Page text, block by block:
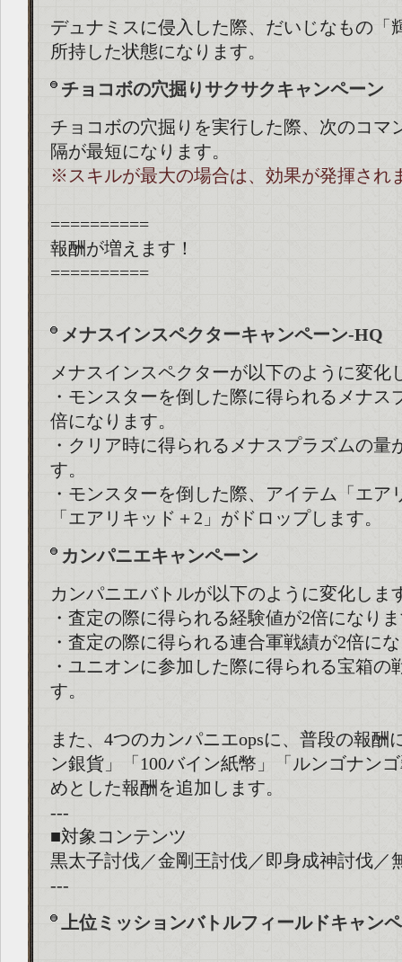
デュナミスに侵入した際、だいじなもの「
所持した状態になります。
チョコボの穴掘りサクサクキャンペーン
チョコボの穴掘りを実行した際、次のコマ
隔が最短になります。
※スキルが最大の場合は、効果が発揮され
==========
報酬が増えます！
==========
メナスインスペクターキャンペーン-HQ
メナスインスペクターが以下のように変化
・モンスターを倒した際に得られるメナス
倍になります。
・クリア時に得られるメナスプラズムの量
す。
・モンスターを倒した際、アイテム「エア
「エアリキッド＋2」がドロップします。
カンパニエキャンペーン
カンパニエバトルが以下のように変化しま
・査定の際に得られる経験値が2倍になり
・査定の際に得られる連合軍戦績が2倍に
・ユニオンに参加した際に得られる宝箱の
す。
また、4つのカンパニエopsに、普段の報酬
ン銀貨」「100バイン紙幣」「ルンゴナン
めとした報酬を追加します。
---
■対象コンテンツ
黒太子討伐／金剛王討伐／即身成神討伐／
---
上位ミッションバトルフィールドキャン